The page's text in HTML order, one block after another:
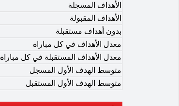
الأهداف المسجلة
الأهداف المقبولة
بدون أهداف مستقبلة
معدل الأهداف في كل مباراة
معدل الأهداف المستقبلة في كل مباراة
متوسط الهدف الأول المسجل
متوسط الهدف الأول المستقبل